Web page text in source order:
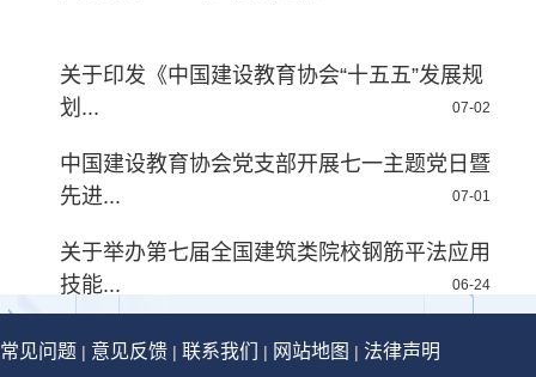
关于印发《中国建设教育协会“十五五”发展规
划...
07-02
中国建设教育协会党支部开展七一主题党日暨
先进...
07-01
关于举办第七届全国建筑类院校钢筋平法应用
技能...
06-24
常见问题 | 意见反馈 | 联系我们 | 网站地图 | 法律声明